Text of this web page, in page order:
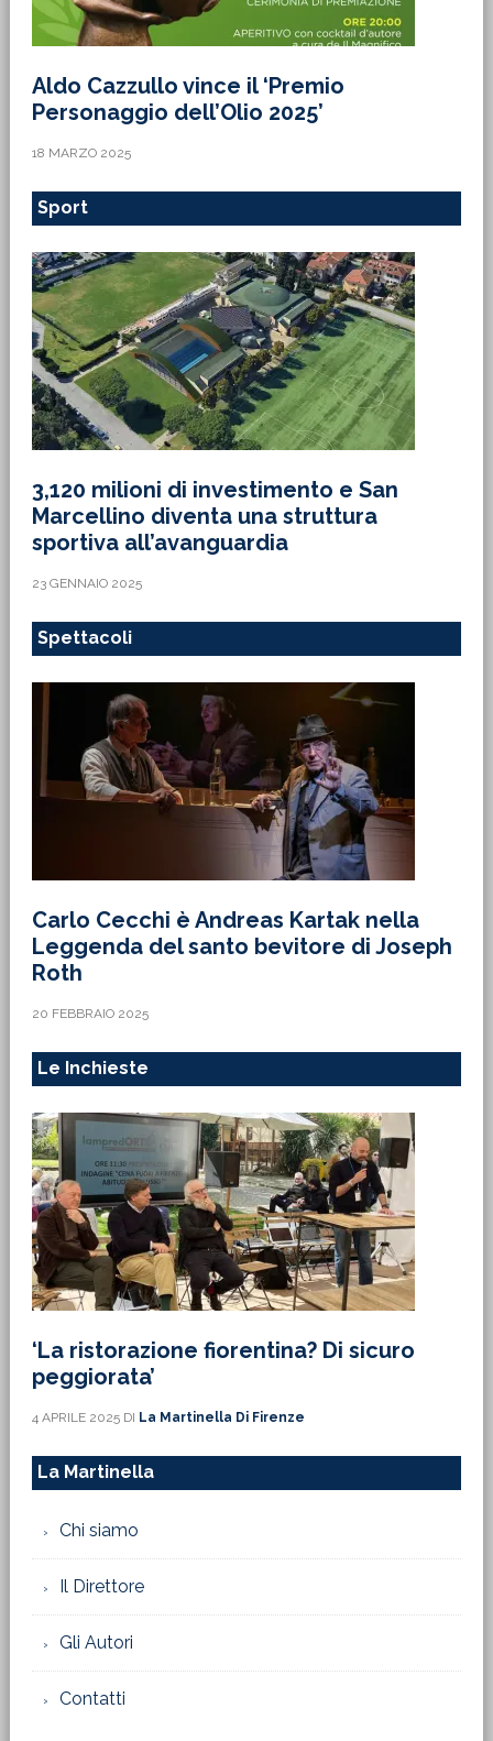
Aldo Cazzullo vince il ‘Premio
Personaggio dell’Olio 2025’
18 MARZO 2025
Sport
3,120 milioni di investimento e San
Marcellino diventa una struttura
sportiva all’avanguardia
23 GENNAIO 2025
Spettacoli
Carlo Cecchi è Andreas Kartak nella
Leggenda del santo bevitore di Joseph
Roth
20 FEBBRAIO 2025
Le Inchieste
‘La ristorazione fiorentina? Di sicuro
peggiorata’
4 APRILE 2025DI La Martinella Di Firenze
La Martinella
Chi siamo
Il Direttore
Gli Autori
Contatti